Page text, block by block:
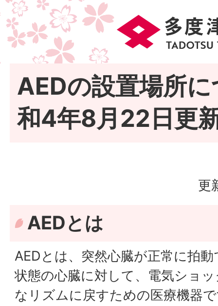
AEDの設置場所
和4年8月22日更
更
AEDとは
AEDとは、突然心臓が正常に拍
状態の心臓に対して、電気ショ
なリズムに戻すための医療機器